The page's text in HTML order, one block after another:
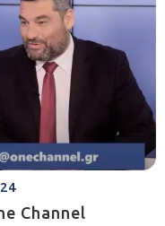
Channel